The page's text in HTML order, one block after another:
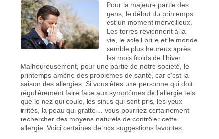
Pour la majeure partie des
gens, le début du printemps
est un moment merveilleux.
Les terres reviennent à la
vie, le soleil brille et le monde
semble plus heureux après
les mois froids de l’hiver.
Malheureusement, pour une partie de notre société, le
printemps amène des problèmes de santé, car c’est la
saison des allergies. Si vous êtes une personne qui doit
régulièrement faire face aux symptômes de l’allergie tels
que le nez qui coule, les sinus qui sont pris, les yeux
irrités, la peau qui gratte… vous pourriez certainement
rechercher des moyens naturels de contrôler cette
allergie. Voici certaines de nos suggestions favorites.